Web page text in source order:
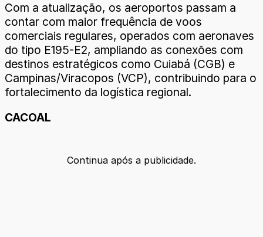
Com a atualização, os aeroportos passam a
contar com maior frequência de voos
comerciais regulares, operados com aeronaves
do tipo E195-E2, ampliando as conexões com
destinos estratégicos como Cuiabá (CGB) e
Campinas/Viracopos (VCP), contribuindo para o
fortalecimento da logística regional.
CACOAL
Continua após a publicidade.